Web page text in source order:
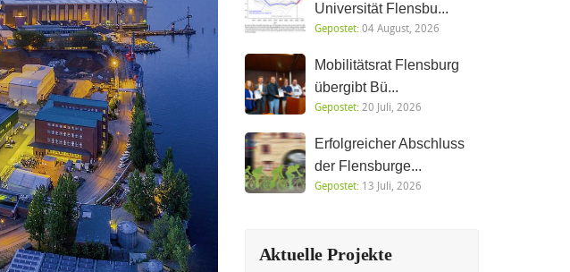
Universität Flensbu...
Gepostet:04 August, 2026
Mobilitätsrat Flensburg
übergibt Bü...
Gepostet:20 Juli, 2026
Erfolgreicher Abschluss
der Flensburge...
Gepostet:13 Juli, 2026
Aktuelle Projekte